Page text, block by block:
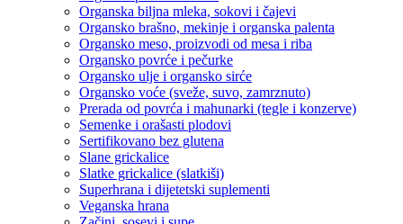
Organska biljna mleka, sokovi i čajevi
Organsko brašno, mekinje i organska palenta
Organsko meso, proizvodi od mesa i riba
Organsko povrće i pečurke
Organsko ulje i organsko sirće
Organsko voće (sveže, suvo, zamrznuto)
Prerada od povrća i mahunarki (tegle i konzerve)
Semenke i orašasti plodovi
Sertifikovano bez glutena
Slane grickalice
Slatke grickalice (slatkiši)
Superhrana i dijetetski suplementi
Veganska hrana